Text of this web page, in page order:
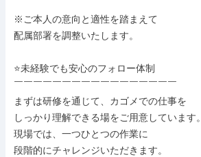
※ご本人の意向と適性を踏まえて
配属部署を調整いたします。
⭐未経験でも安心のフォロー体制
￣￣￣￣￣￣￣￣￣￣￣￣￣￣￣￣￣
まずは研修を通じて、カゴメでの仕事を
しっかり理解できる場をご用意しています。
現場では、一つひとつの作業に
段階的にチャレンジいただきます。